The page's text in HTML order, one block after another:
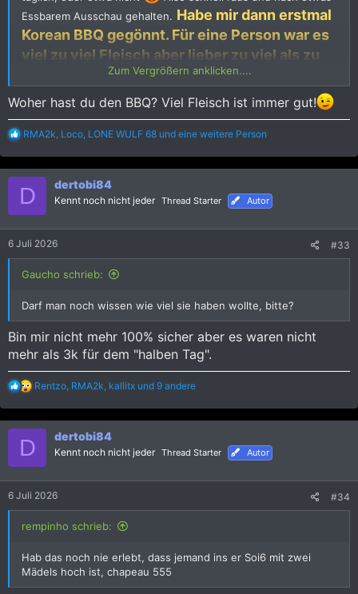
Essbarem Ausschau gehalten. Habe mir dann erstmal
Korean BBQ gegönnt. Für eine Person war es
viel zu viel Fleisch aber lieber zu viel als zu
Zum Vergrößern anklicken....
Woher hast du den BBQ? Viel Fleisch ist immer gut!
R
a
k
n
:
RMA2k, Loco, LONE WULF 68 und eine weitere Person
D dertobi84
Kennt noch nicht jeder Thread Starter Autor
6 Juli 2026 #33
Gaucho schrieb:
Darf man noch wissen wie viel sie haben wollte, bitte?
Bin mir nicht mehr 100% sicher aber es waren nicht
mehr als 3k für dem "halben Tag".
R
a
k
i
n
:
Rentzo, RMA2k, kallitx und 9 andere
D dertobi84
Kennt noch nicht jeder Thread Starter Autor
6 Juli 2026 #34
rempinho schrieb:
Hab das noch nie erlebt, dass jemand ins er Soi6 mit zwei
Mädels hoch ist, chapeau 555